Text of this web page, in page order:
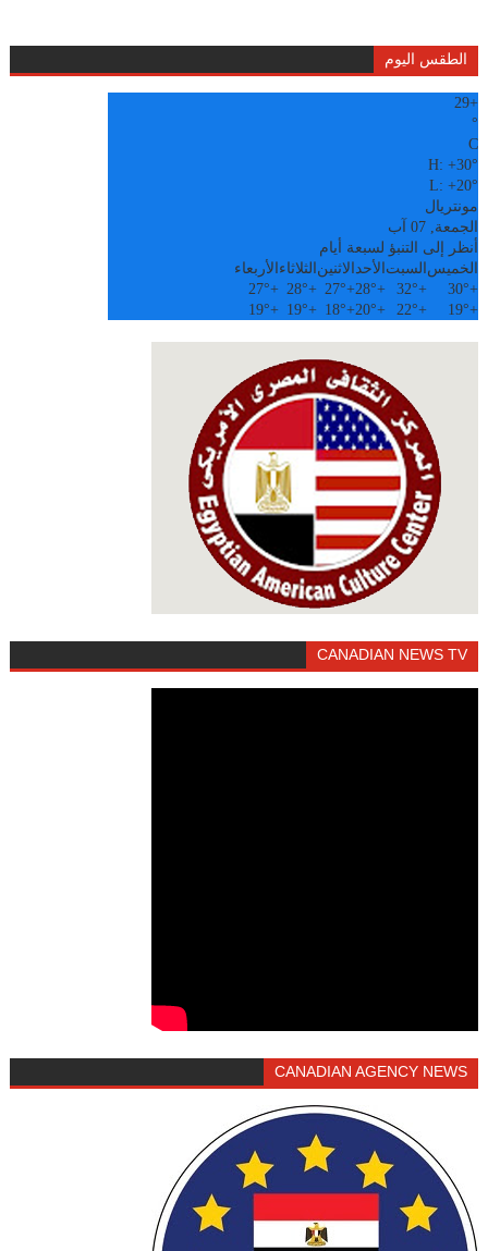
الطقس اليوم
+
29
°
C
H:+30°
L:+20°
مونتريال
الجمعة, 07 آب
أنظر إلى التنبؤ لسبعة أيام
الخميس السبت الأحدالاثنين الثلاثاء الأربعاء
+
30°
+
32°
+
28°
+
27°
+
28°
+
27°
+
19°
+
22°
+
20°
+
18°
+
19°
+
19°
CANADIAN NEWS TV
CANADIAN AGENCY NEWS